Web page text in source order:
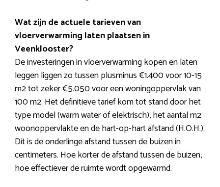
Wat zijn de actuele tarieven van
vloerverwarming laten plaatsen in
Veenklooster?
De investeringen in vloerverwarming kopen en laten
leggen liggen zo tussen plusminus €1.400 voor 10-15
m2 tot zeker €5.050 voor een woningoppervlak van
100 m2. Het definitieve tarief kom tot stand door het
type model (warm water of elektrisch), het aantal m2
woonoppervlakte en de hart-op-hart afstand (H.O.H.).
Dit is de onderlinge afstand tussen de buizen in
centimeters. Hoe korter de afstand tussen de buizen,
hoe effectiever de ruimte wordt opgewarmd.